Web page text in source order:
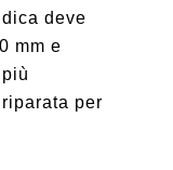
deve
mm e
per